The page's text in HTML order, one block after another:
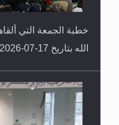
خطبة الجمعة التي
الله بتاريخ 17-07-2026